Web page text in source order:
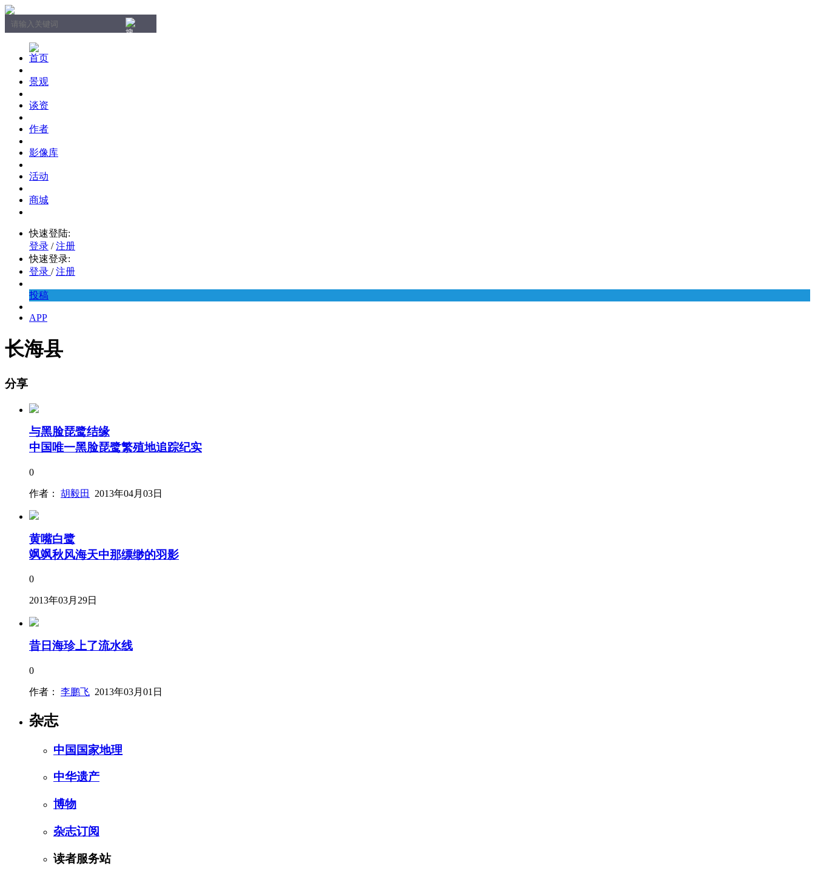
首页
景观
谈资
作者
影像库
活动
商城
快速登陆:
登录 / 注册
快速登录:
登录 / 注册
投稿
APP
长海县
分享
与黑脸琵鹭结缘
中国唯一黑脸琵鹭繁殖地追踪纪实
0
作者： 胡毅田 2013年04月03日
黄嘴白鹭
飒飒秋风海天中那缥缈的羽影
0
2013年03月29日
昔日海珍上了流水线
0
作者： 李鹏飞 2013年03月01日
杂志
中国国家地理
中华遗产
博物
杂志订阅
读者服务站